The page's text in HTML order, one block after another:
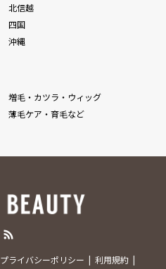
北信越
四国
沖縄
増毛・カツラ・ウィッグ
薄毛ケア・育毛など
プライバシーポリシー 利用規約